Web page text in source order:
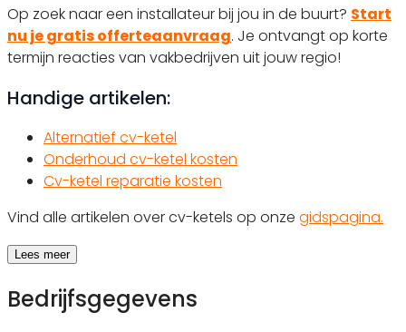
Op zoek naar een installateur bij jou in de buurt? Start
nu je gratis offerteaanvraag. Je ontvangt op korte
termijn reacties van vakbedrijven uit jouw regio!
Handige artikelen:
Alternatief cv-ketel
Onderhoud cv-ketel kosten
Cv-ketel reparatie kosten
Vind alle artikelen over cv-ketels op onze gidspagina.
Lees meer
Bedrijfsgegevens